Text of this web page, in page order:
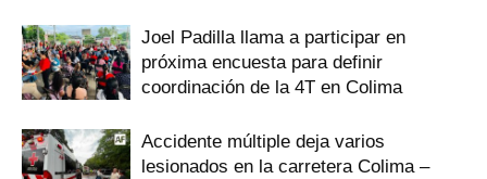
Joel Padilla llama a participar en
próxima encuesta para definir
coordinación de la 4T en Colima
Accidente múltiple deja varios
lesionados en la carretera Colima –